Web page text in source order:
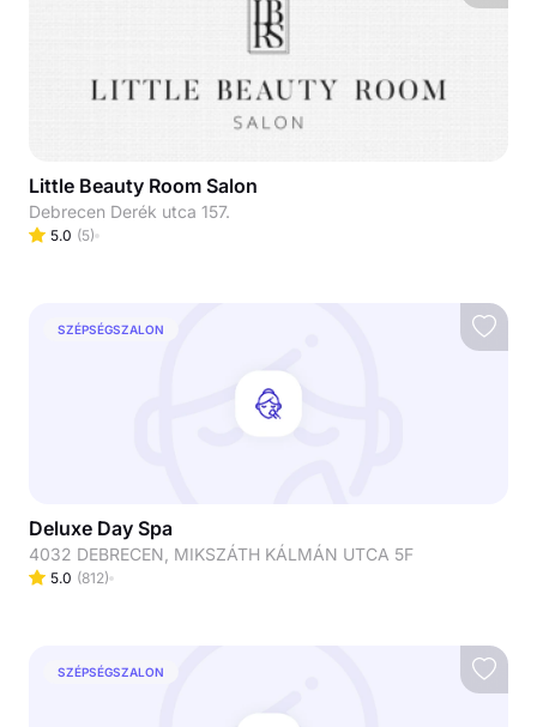
Little Beauty Room Salon
Debrecen Derék utca 157.
5.0 (5)
SZÉPSÉGSZALON
Deluxe Day Spa
4032 DEBRECEN, MIKSZÁTH KÁLMÁN UTCA 5F
5.0 (812)
SZÉPSÉGSZALON